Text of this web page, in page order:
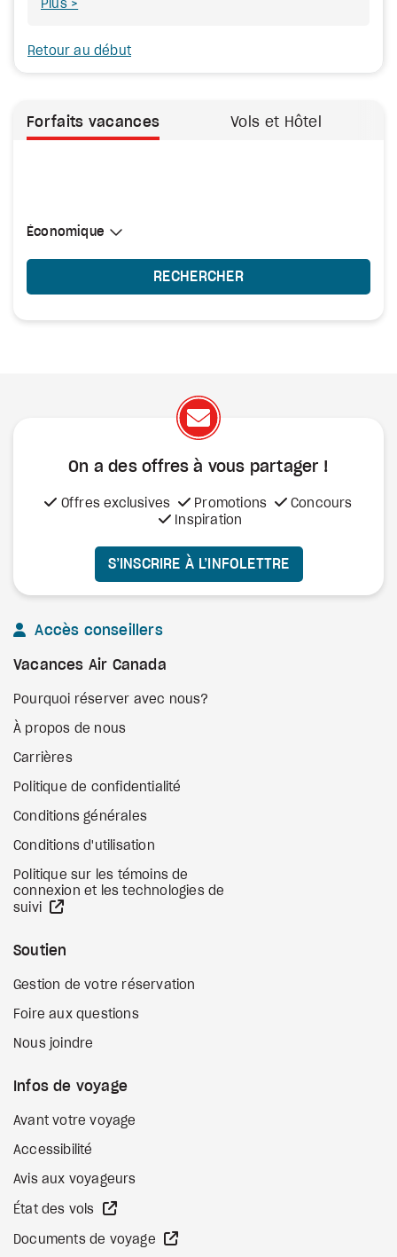
Plus
Retour au début
Forfaits vacances Vols et Hôtel
Sélectionner une cabine
Économique
Économique
RECHERCHER
On a des offres à vous partager !
Offres exclusives Promotions
Concours
Inspiration
S’INSCRIRE À L’INFOLETTRE
Accès conseillers
Vacances Air Canada
Pourquoi réserver avec nous?
À propos de nous
Carrières
Politique de confidentialité
Conditions générales
Conditions d'utilisation
Politique sur les témoins de
connexion et les technologies de
suivi
Soutien
Gestion de votre réservation
Foire aux questions
Nous joindre
Infos de voyage
Avant votre voyage
Accessibilité
Avis aux voyageurs
État des vols
Documents de voyage